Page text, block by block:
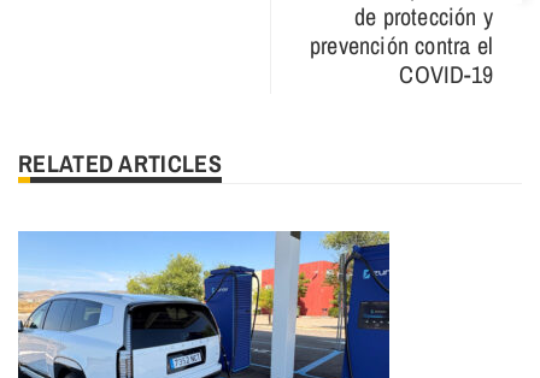
de protección y
prevención contra el
COVID-19
RELATED ARTICLES